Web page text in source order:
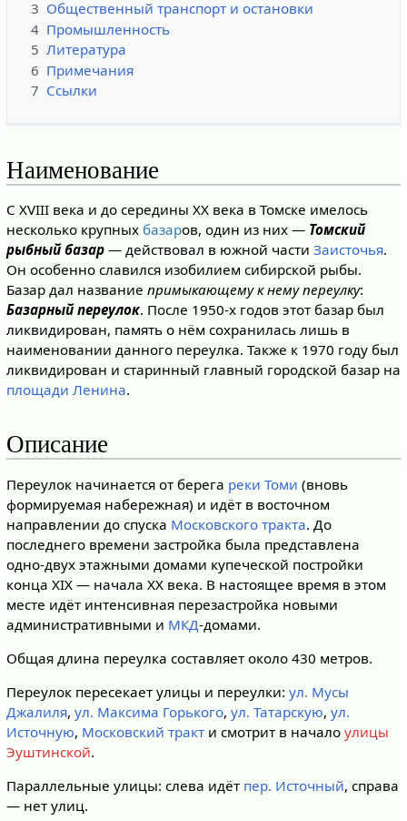
3 Общественный транспорт и остановки
4 Промышленность
5 Литература
6 Примечания
7 Ссылки
Наименование
С XVIII века и до середины XX века в Томске имелось
несколько крупных базаров, один из них — Томский
рыбный базар— действовал в южной части Заисточья.
Он особенно славился изобилием сибирской рыбы.
Базар дал название примыкающему к нему переулку:
Базарный переулок. После 1950-х годов этот базар был
ликвидирован, память о нём сохранилась лишь в
наименовании данного переулка. Также к 1970 году был
ликвидирован и старинный главный городской базар на
площади Ленина.
Описание
Переулок начинается от берега реки Томи (вновь
формируемая набережная) и идёт в восточном
направлении до спуска Московского тракта. До
последнего времени застройка была представлена
одно-двух этажными домами купеческой постройки
конца XIX — начала XX века. В настоящее время в этом
месте идёт интенсивная перезастройка новыми
административными и МКД-домами.
Общая длина переулка составляет около 430 метров.
Переулок пересекает улицы и переулки: ул. Мусы
Джалиля, ул. Максима Горького, ул. Татарскую, ул.
Источную, Московский тракти смотрит в начало улицы
Эуштинской.
Параллельные улицы: слева идёт пер. Источный, справа
— нет улиц.